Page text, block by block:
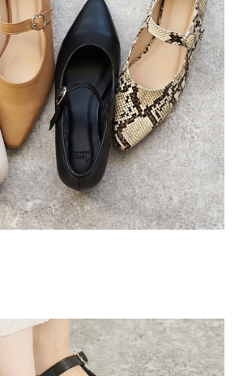
22.5cm
23.5cm
24.5cm
25.5cm
26.5cm
¥500～¥999以下